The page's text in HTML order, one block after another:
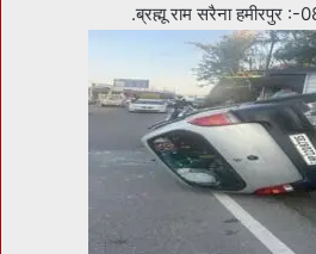
.ब्रह्मू राम सरैना हमीरपुर